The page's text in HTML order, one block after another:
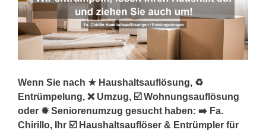
Wenn Sie nach ★ Haushaltsauflösung, ♻
Entrümpelung, ❌ Umzug, ☑️ Wohnungsauflösung
oder ✹ Seniorenumzug gesucht haben: ➡️ Fa.
Chirillo, Ihr ☑️ Haushaltsauflöser & Entrümpler für